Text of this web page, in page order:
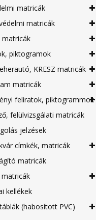
matricák
matricák
matricák
piktogramok
KRESZ matricák
matricák
feliratok, piktogrammok
felülvizsgálati matricák
jelzések
címkék, matricák
matricák
matricák
kellékek
(habosított PVC)